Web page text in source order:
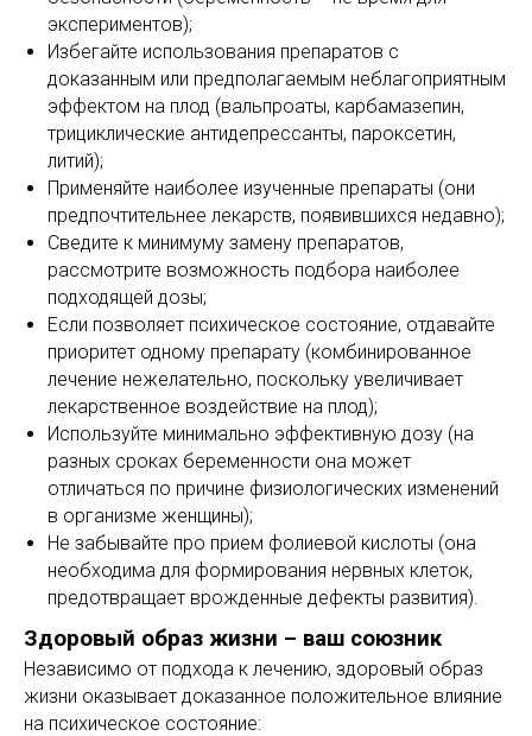
экспериментов);
Избегайте использования препаратов с
доказанным или предполагаемым неблагоприятным
эффектом на плод (вальпроаты, карбамазепин,
трициклические антидепрессанты, пароксетин,
литий);
Применяйте наиболее изученные препараты (они
предпочтительнее лекарств, появившихся недавно);
Сведите к минимуму замену препаратов,
рассмотрите возможность подбора наиболее
подходящей дозы;
Если позволяет психическое состояние, отдавайте
приоритет одному препарату (комбинированное
лечение нежелательно, поскольку увеличивает
лекарственное воздействие на плод);
Используйте минимально эффективную дозу (на
разных сроках беременности она может
отличаться по причине физиологических изменений
в организме женщины);
Не забывайте про прием фолиевой кислоты (она
необходима для формирования нервных клеток,
предотвращает врожденные дефекты развития).
Здоровый образ жизни – ваш союзник
Независимо от подхода к лечению, здоровый образ
жизни оказывает доказанное положительное влияние
на психическое состояние: